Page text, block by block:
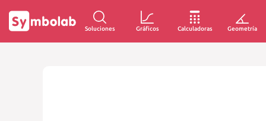
Soluciones Gráficos Calculadoras Geometría